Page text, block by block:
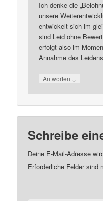
Ich denke die
unsere
entwickelt sich im
sind Leid ohne
erfolgt also im
Annahme des
Antworten ↓
Schreibe
Deine E-Mail-Adresse
Erforderliche Felder sind